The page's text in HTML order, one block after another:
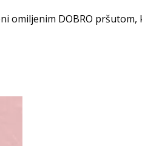
omiljenim DOBRO